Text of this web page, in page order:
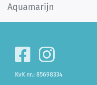
Aquamarijn
KvK nr.: 85698334